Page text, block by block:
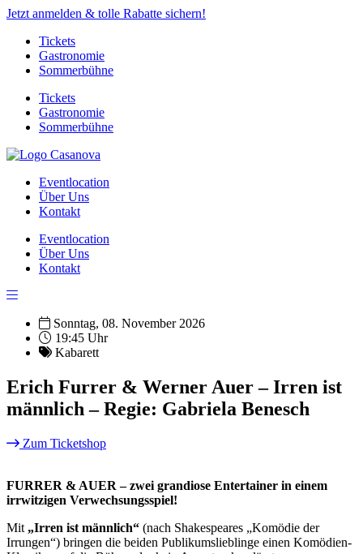
Jetzt anmelden & tolle Rabatte sichern!
Tickets
Gastronomie
Sommerbühne
Tickets
Gastronomie
Sommerbühne
Eventlocation
Über Uns
Kontakt
Eventlocation
Über Uns
Kontakt
Sonntag, 08. November 2026
19:45 Uhr
Kabarett
Erich Furrer & Werner Auer – Irren ist
männlich – Regie: Gabriela Benesch
Zum Ticketshop
FURRER & AUER – zwei grandiose Entertainer in einem
irrwitzigen Verwechsungsspiel!
Mit „Irren ist männlich“ (nach Shakespeares „Komödie der
Irrungen“) bringen die beiden Publikumslieblinge einen Komödien-